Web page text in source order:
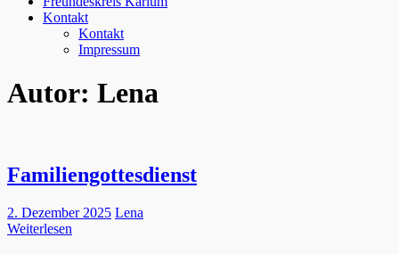
Kontakt
Kontakt
Impressum
Autor: Lena
Familiengottesdienst
2. Dezember 2025 Lena
Weiterlesen